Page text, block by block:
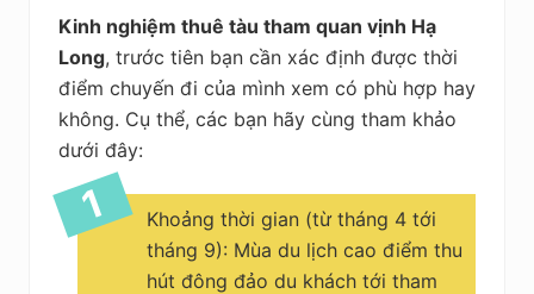
Kinh nghiệm thuê tàu tham quan vịnh Hạ
Long, trước tiên bạn cần xác định được thời
điểm chuyến đi của mình xem có phù hợp hay
không. Cụ thể, các bạn hãy cùng tham khảo
dưới đây:
Khoảng thời gian (từ tháng 4 tới
tháng 9): Mùa du lịch cao điểm thu
hút đông đảo du khách tới tham